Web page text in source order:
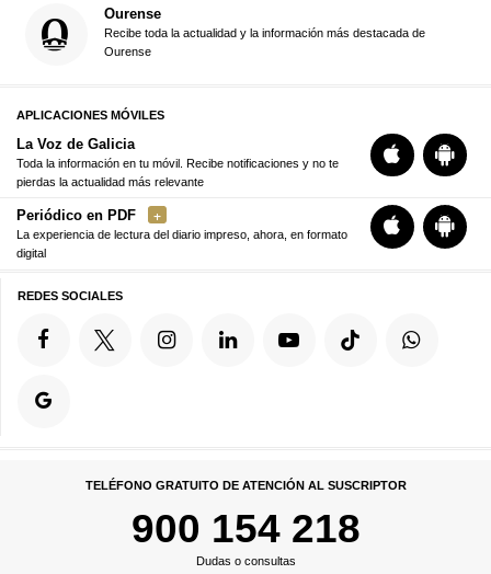
Ourense
Recibe toda la actualidad y la información más destacada de
Ourense
APLICACIONES MÓVILES
La Voz de Galicia
Toda la información en tu móvil. Recibe notificaciones y no te
pierdas la actualidad más relevante
Periódico en PDF
La experiencia de lectura del diario impreso, ahora, en formato
digital
REDES SOCIALES
TELÉFONO GRATUITO DE ATENCIÓN AL SUSCRIPTOR
900 154 218
Dudas o consultas